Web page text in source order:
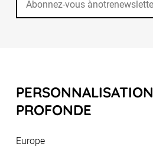
PERSONNALISATION
PROFONDE
Europe